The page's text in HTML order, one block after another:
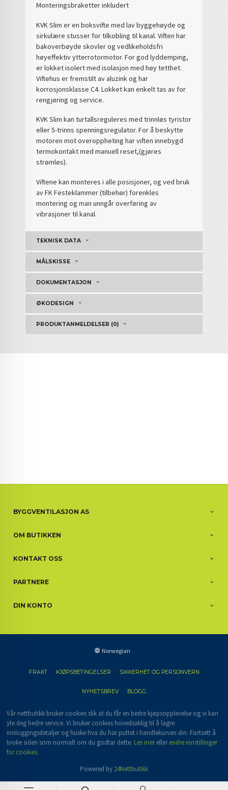
Monteringsbraketter inkludert
KVK Slim er en boksvifte med lav byggehøyde og
sirkulære stusser for tilkobling til kanal. Viften har
bakoverbøyde skovler og vedlikeholdsfri
høyeffektiv ytterrotormotor. For god lyddemping,
er lokket isolert med isolasjon med høy tetthet.
Viftehus er fremstilt av aluzink og har
korrosjonsklasse C4. Lokket kan enkelt tas av for
rengjøring og service.
KVK Slim kan turtallsreguleres med trinnløs tyristor
eller 5-trinns spenningsregulator. For å beskytte
motoren mot overoppheting har viften innebygd
termokontakt med manuell reset,(gjøres
strømløs).
Viftene kan monteres i alle posisjoner, og ved bruk
av FK Festeklammer (tilbehør) forenkles
montering og man unngår overføring av
vibrasjoner til kanal.
TEKNISK DATA
MÅLSKISSE
DOKUMENTASJON
ØKODESIGN
PRODUKTANMELDELSER (0)
BYGGVENTILASJON AS
OM BUTIKKEN
KONTAKT OSS
PARTNERE
DIN KONTO
Norwegian
FRAKT KJØPSBETINGELSER SIKKERHET OG PERSONVERN
NYHETSBREV BLOGG
Vår nettbutikk bruker cookies slik at du får en bedre kjøpsopplevelse og vi kan
yte deg bedre service. Vi bruker cookies hovedsaklig til å lagre
innloggingsdetaljer og huske hva du har puttet i handlekurven din. Fortsett å
bruke siden som normalt om du godtar dette. Les merellerendre innstillinger
for cookies.
Powered by 24Nettbutikk